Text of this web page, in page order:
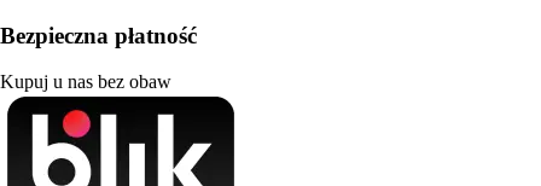
Bezpieczna płatność
Kupuj u nas bez obaw